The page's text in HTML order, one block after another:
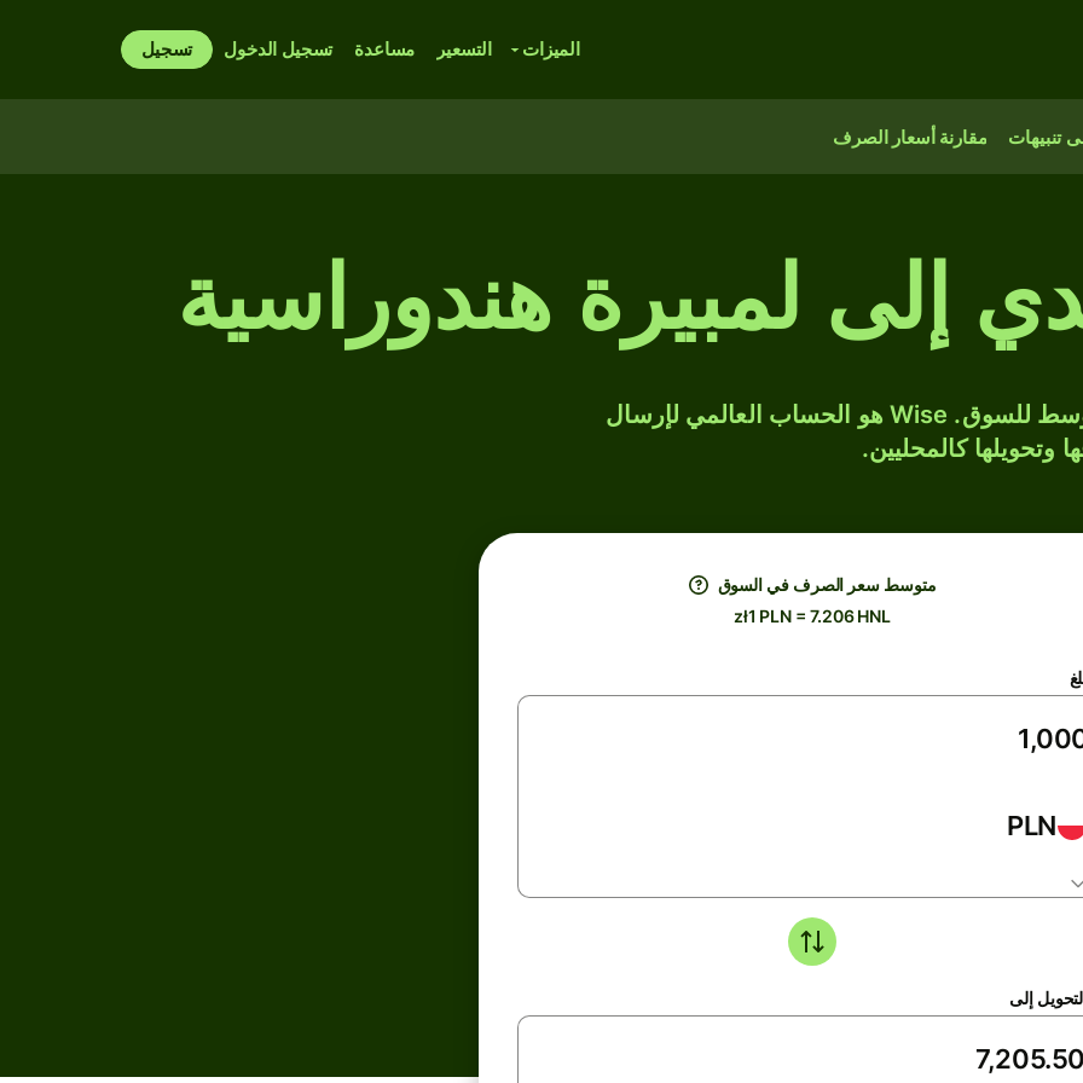
الميزات التسعير مساعدة تسجيل الدخول تسجيل
تنبيهات مقارنة أسعار الصرف
إلى لمبيرة هندوراسية
حوّل PLN إلى HNL بسعر الصرف المتوسط للسوق. Wise هو الحساب العالمي لإرسال
وتحويلها كالمحليين.
متوسط ​​سعر الصرف في السوق
zł1 PLN = 7.206 HNL
PLN
إلى